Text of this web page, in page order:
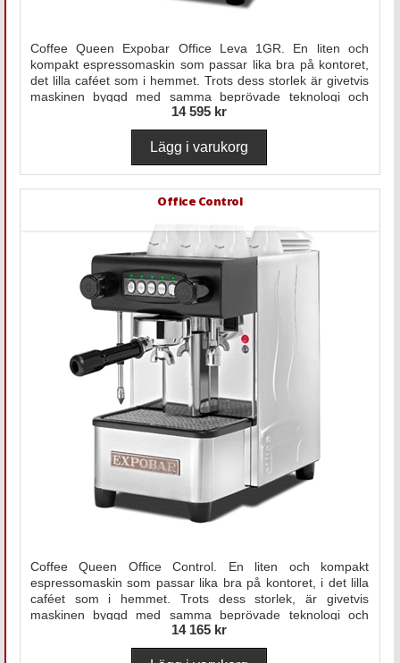
Coffee Queen Expobar Office Leva 1GR. En liten och
kompakt espressomaskin som passar lika bra på kontoret,
det lilla caféet som i hemmet. Trots dess storlek är givetvis
maskinen byggd med samma beprövade teknologi och
genuina hantverk som kännetecknas av alla Expobars
14 595 kr
Office Control
Coffee Queen Office Control. En liten och kompakt
espressomaskin som passar lika bra på kontoret, i det lilla
caféet som i hemmet. Trots dess storlek, är givetvis
maskinen byggd med samma beprövade teknologi och
genuina hantverk som kännetecknas av alla Expobars
14 165 kr